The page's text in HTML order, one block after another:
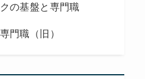
の基盤と専門職
門職（旧）